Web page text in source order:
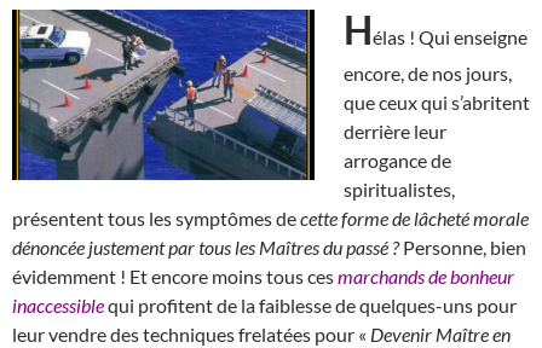
Hélas ! Qui enseigne
encore, de nos jours,
que ceux qui s’abritent
derrière leur
arrogance de
spiritualistes,
présentent tous les symptômes decette forme de lâcheté morale
dénoncée justement par tous les Maîtres du passé ?Personne, bien
évidemment ! Et encore moins tous cesmarchands de bonheur
inaccessiblequi profitent de la faiblesse de quelques-uns pour
leur vendre des techniques frelatées pour « Devenir Maître en